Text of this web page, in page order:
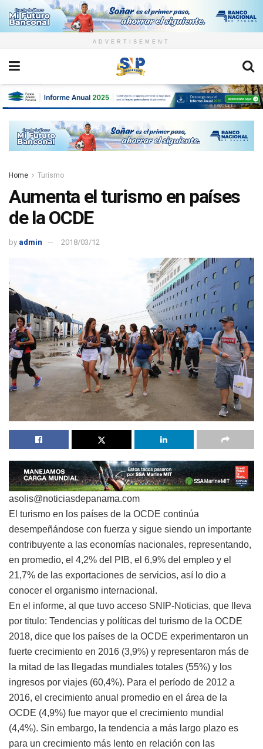
ADVERTISEMENT
Home Turismo
Aumenta el turismo en países
de la OCDE
by admin 2018/03/12
asolis@noticiasdepanama.com
El turismo en los países de la OCDE continúa
desempeñándose con fuerza y ​​sigue siendo un importante
contribuyente a las economías nacionales, representando,
en promedio, el 4,2% del PIB, el 6,9% del empleo y el
21,7% de las exportaciones de servicios, así lo dio a
conocer el organismo internacional.
En el informe, al que tuvo acceso SNIP-Noticias, que lleva
por titulo: Tendencias y políticas del turismo de la OCDE
2018, dice que los países de la OCDE experimentaron un
fuerte crecimiento en 2016 (3,9%) y representaron más de
la mitad de las llegadas mundiales totales (55%) y los
ingresos por viajes (60,4%). Para el período de 2012 a
2016, el crecimiento anual promedio en el área de la
OCDE (4,9%) fue mayor que el crecimiento mundial
(4,4%). Sin embargo, la tendencia a más largo plazo es
para un crecimiento más lento en relación con las